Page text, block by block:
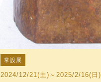
常設展
2024/12/21(土)～2025/2/16(日)